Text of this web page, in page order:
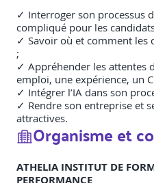
✓ Interroger son processus
compliqué pour les
✓ Savoir où et comment les
;
✓ Appréhender les attentes
emploi, une expérience, un
✓ Intégrer l’IA dans son
✓ Rendre son entreprise et
attractives.
Organisme et
ATHELIA INSTITUT DE
PERFORMANCE